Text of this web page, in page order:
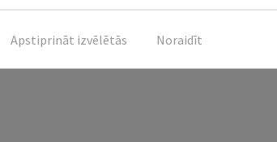
Noraidīt
Apstiprināt izvēlētās